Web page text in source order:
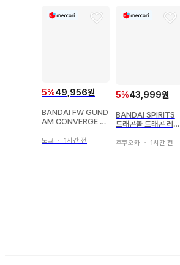
5%49,956원
BANDAI FW GUND
AM CONVERGE #1
도쿄 ・ 1시간 전
5%43,999원
BANDAI SPIRITS
드래곤볼 드래곤 레이
후쿠오카・ 1시간 전